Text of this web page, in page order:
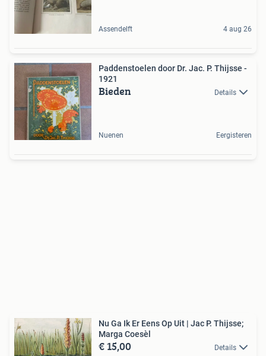
Assendelft 4 aug 26
Paddenstoelen door Dr. Jac. P. Thijsse -
1921
Bieden Details
Nuenen Eergisteren
Nu Ga Ik Er Eens Op Uit | Jac P. Thijsse;
Marga Coesèl
€ 15,00 Details